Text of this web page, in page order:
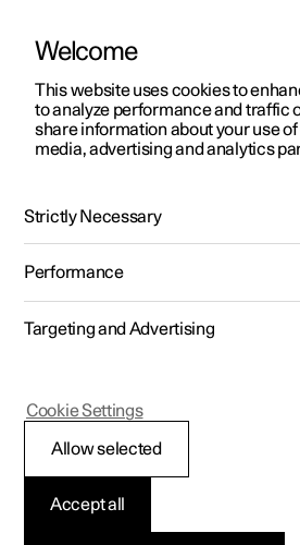
Polestar 2
Polestar 3
Polestar 4
Pre-owned
Shop
Mere
Udforsk Polestar 2
Kampagner
Nye lagerbiler
Byg din bil
Prøvetur
Nye lagerbiler
Byg din bil
Udforsk Polestar 4
Kampagner
Nye lagerbiler
Byg din bil
Udforsk Polestar 5
Pre-owned-
Pre-owned Polestar 2
Pre-owned Polestar 3
Kampagner til
Tilbud til
Nye lagerbiler
Byg din bil
Pre-owned
Prøvetur
Extras tilbehør
(Åbner i et nyt vindue)
Experiences
Firmabil
Sådan foregår købet
Find os
Servicelokationer
Ejerskab
Opladning
Om Polestar
Bæredygtighed
Nyheder
HåndbogVideogalleri
Førerstøtte
Polestar 2
situationer.
Welcome
This website uses cookies to
to analyze performance and traffic
share information about your use
media, advertising and analytics
Strictly Necessary
Performance
Targeting and Advertising
Accept all
Allow selected
Cookie Settings